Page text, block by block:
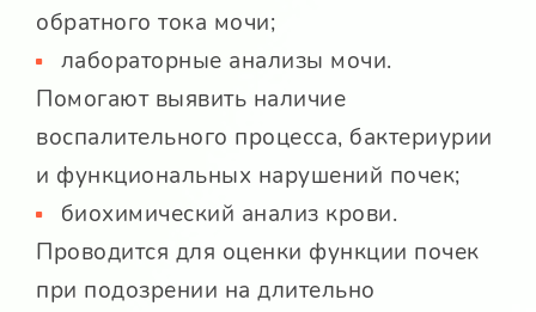
обратного тока мочи;
лабораторные анализы мочи.
Помогают выявить наличие
воспалительного процесса, бактериурии
и функциональных нарушений почек;
биохимический анализ крови.
Проводится для оценки функции почек
при подозрении на длительно